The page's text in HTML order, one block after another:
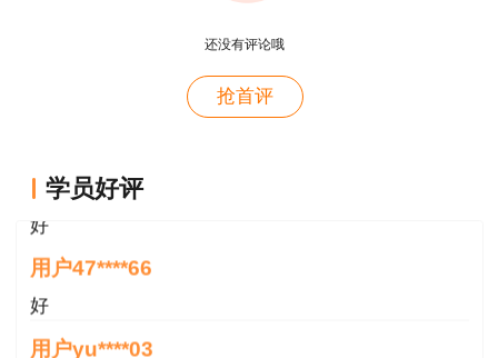
月中旬开始，具体时间需关注各地省人事考试中心
网站发布的考试信息。
还没有评论哦
抢首评
学员好评
用户47****66
用户47****66
用户yu****03